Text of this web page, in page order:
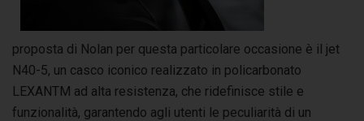
proposta di Nolan per questa particolare occasione è il jet
N40-5, un casco iconico realizzato in policarbonato
LEXANTM ad alta resistenza, che ridefinisce stile e
funzionalità, garantendo agli utenti le peculiarità di un